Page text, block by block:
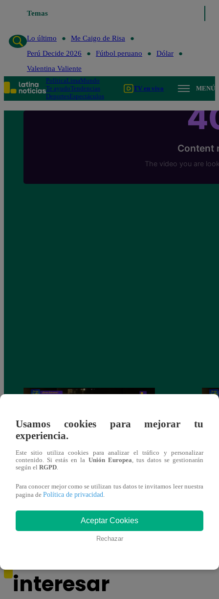
Temas
Lo último
Me Caigo de Risa
Perú Decide 2026
Fútbol peruano
Dólar
Valentina Valiente
PolíticaLimaMundo
Te ayudoTendencias
DeportesEspectáculos
TV en vivo MENÚ
estado de ebriedad
interesar
Usamos cookies para mejorar tu
experiencia.
Este sitio utiliza cookies para analizar el tráfico y personalizar
contenido. Si estás en la Unión Europea, tus datos se gestionarán
según el RGPD.
Para conocer mejor como se utilizan tus datos te invitamos leer nuestra
pagina de Política de privacidad.
Aceptar Cookies
Rechazar